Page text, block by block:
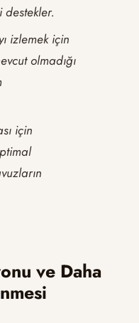
izlemek için
olmadığı
için
ve Daha